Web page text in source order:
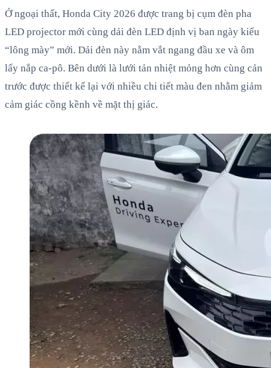
Ở ngoại thất, Honda City 2026 được trang bị cụm đèn pha
LED projector mới cùng dải đèn LED định vị ban ngày kiểu
“lông mày” mới. Dải đèn này nằm vắt ngang đầu xe và ôm
lấy nắp ca-pô. Bên dưới là lưới tản nhiệt mỏng hơn cùng cản
trước được thiết kế lại với nhiều chi tiết màu đen nhằm giảm
cảm giác cồng kềnh về mặt thị giác.